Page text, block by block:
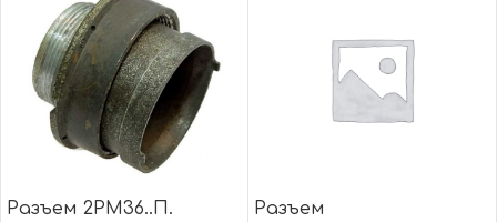
Разъем 2РМ36..П.
Разъем